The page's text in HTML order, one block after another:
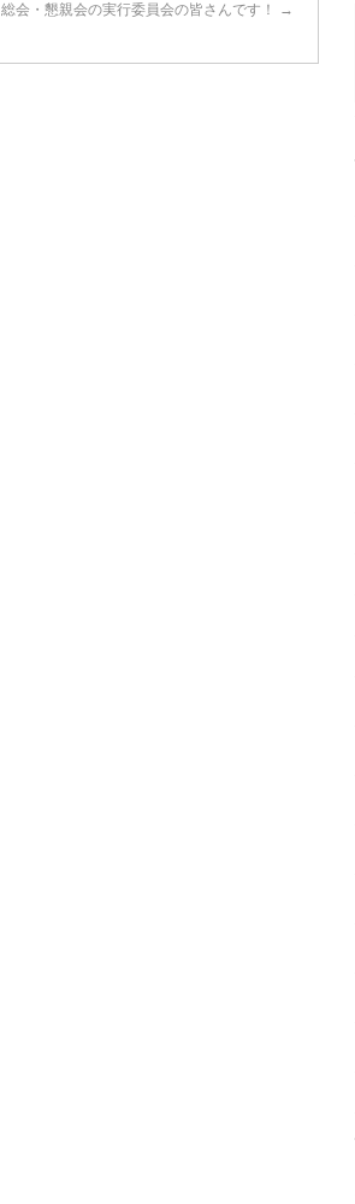
総会・懇親会の実行委員会の皆さんです！ →